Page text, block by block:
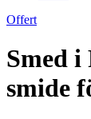
Offert
Smed i
smide